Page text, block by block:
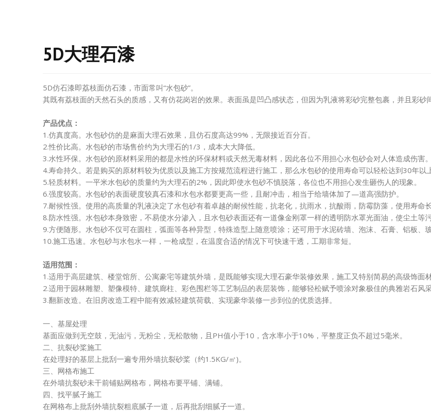
5D大理石漆
5D仿石漆即荔枝面仿石漆，市面常叫“水包砂”。
其既有荔枝面的天然石头的质感，又有仿花岗岩的效果。表面虽是凹凸感状态，但因为乳液将彩砂完整包裹，并且彩砂
产品优点：
1.仿真度高。水包砂仿的是麻面大理石效果，且仿石度高达99%，无限接近百分百。
2.性价比高。水包砂的市场售价约为大理石的1/3，成本大大降低。
3.水性环保。水包砂的原材料采用的都是水性的环保材料或天然无毒材料，因此各位不用担心水包砂会对人体造成伤害。
4.寿命持久。若是购买的原材料较为优质以及施工方按规范流程进行施工，那么水包砂的使用寿命可以轻松达到30年以
5.轻质材料。一平米水包砂的质量约为大理石的2%，因此即使水包砂不慎脱落，各位也不用担心发生砸伤人的现象。
6.强度较高。水包砂的表面硬度较真石漆和水包水都要更高一些，且耐冲击，相当于给墙体加了—道高强防护。
7.耐候性强。使用的高质量的乳液决定了水包砂有着卓越的耐候性能，抗老化，抗雨水，抗酸雨，防霉防藻，使用寿命
8.防水性强。水包砂本身致密，不易使水分渗入，且水包砂表面还有一道像金刚罩一样的透明防水罩光面油，使尘土等污
9.方便随形。水包砂不仅可在圆柱，弧面等各种异型，特殊造型上随意喷涂；还可用于水泥砖墙、泡沫、石膏、铝板、
10.施工迅速。水包砂与水包水一样，一枪成型，在温度合适的情况下可快速干透，工期非常短。
适用范围：
1.适用于高层建筑、楼堂馆所、公寓豪宅等建筑外墙，是既能够实现大理石豪华装修效果，施工又特别简易的高级饰面材
2.适用于园林雕塑、塑像模特、建筑廊柱、彩色围栏等工艺制品的表层装饰，能够轻松赋予喷涂对象极佳的典雅岩石风采
3.翻新改造。在旧房改造工程中能有效减轻建筑荷载、实现豪华装修一步到位的优质选择。
一、基屋处理
基面应做到无空鼓，无油污，无粉尘，无松散物，且PH值小于10，含水率小于10%，平整度正负不超过5毫米。
二、抗裂砂桨施工
在处理好的基层上批刮一遍专用外墙抗裂砂桨（约1.5KG/㎡)。
三、网格布施工
在外墙抗裂砂未干前铺贴网格布，网格布要平铺、满铺。
四、找平腻子施工
在网格布上批刮外墙抗裂粗底腻子一道，后再批刮细腻子一道。